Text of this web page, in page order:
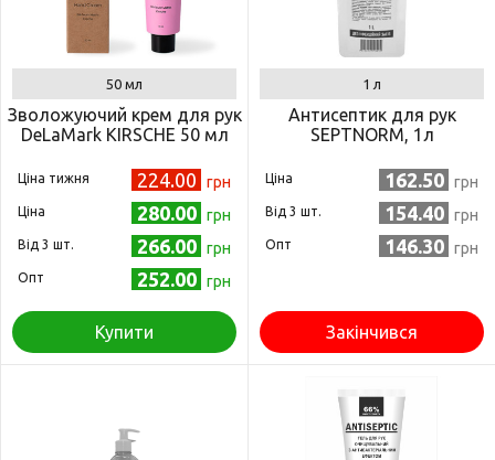
50 мл
Зволожуючий крем для рук
DeLaMark KIRSCHE 50 мл
Ціна тижня 224.00 грн
Ціна 280.00 грн
Від 3 шт. 266.00 грн
Опт 252.00 грн
Купити
1 л
Антисептик для рук
SEPTNORM, 1л
Ціна 162.50 грн
Від 3 шт. 154.40 грн
Опт 146.30 грн
Закінчився